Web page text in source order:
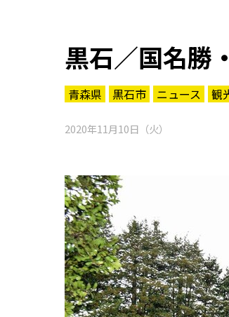
黒石／国名勝
青森県 黒石市 ニュース 観
2020年11月10日（火）
パワースポット